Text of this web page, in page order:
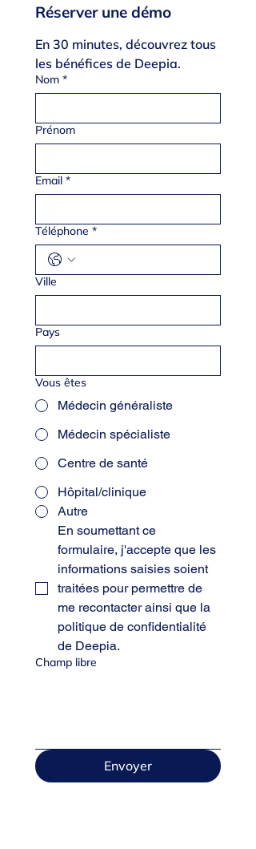
Réserver une démo
En 30 minutes, découvrez tous
les bénéfices de Deepia.
Nom *
Prénom
Email *
Téléphone *
Ville
Pays
Vous êtes
Médecin généraliste
Médecin spécialiste
Centre de santé
Hôpital/clinique
Autre
En soumettant ce
formulaire, j'accepte que les
informations saisies soient
traitées pour permettre de
me recontacter ainsi que la
politique de confidentialité
de Deepia.
Champ libre
Envoyer